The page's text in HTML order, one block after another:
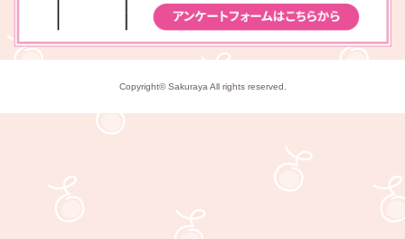
Copyright© Sakuraya All rights reserved.